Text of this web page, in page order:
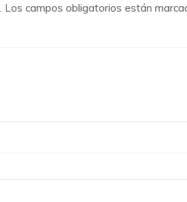
Los campos obligatorios están